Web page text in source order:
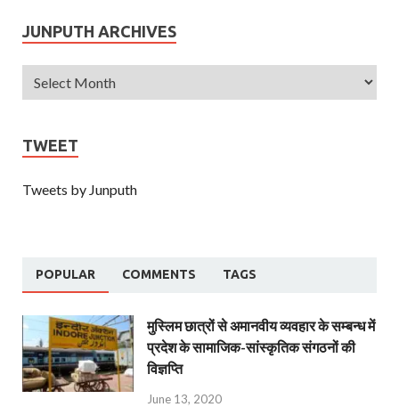
JUNPUTH ARCHIVES
TWEET
Tweets by Junputh
POPULAR COMMENTS TAGS
मुस्लिम छात्रों से अमानवीय व्यवहार के सम्बन्ध में
प्रदेश के सामाजिक-सांस्कृतिक संगठनों की
विज्ञप्ति
June 13, 2020